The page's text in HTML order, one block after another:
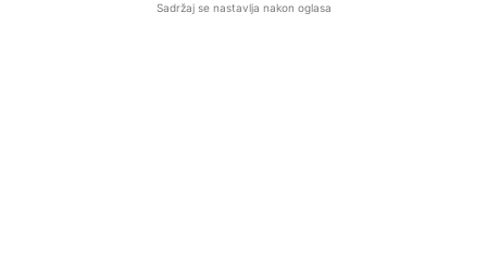
Sadržaj se nastavlja nakon oglasa